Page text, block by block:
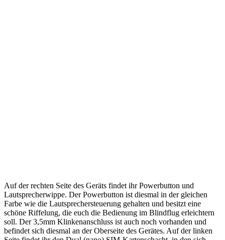
Auf der rechten Seite des Geräts findet ihr Powerbutton und
Lautsprecherwippe. Der Powerbutton ist diesmal in der gleichen
Farbe wie die Lautsprechersteuerung gehalten und besitzt eine
schöne Riffelung, die euch die Bedienung im Blindflug erleichtern
soll. Der 3,5mm Klinkenanschluss ist auch noch vorhanden und
befindet sich diesmal an der Oberseite des Gerätes. Auf der linken